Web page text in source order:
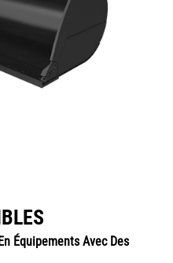
Équipements Avec Des